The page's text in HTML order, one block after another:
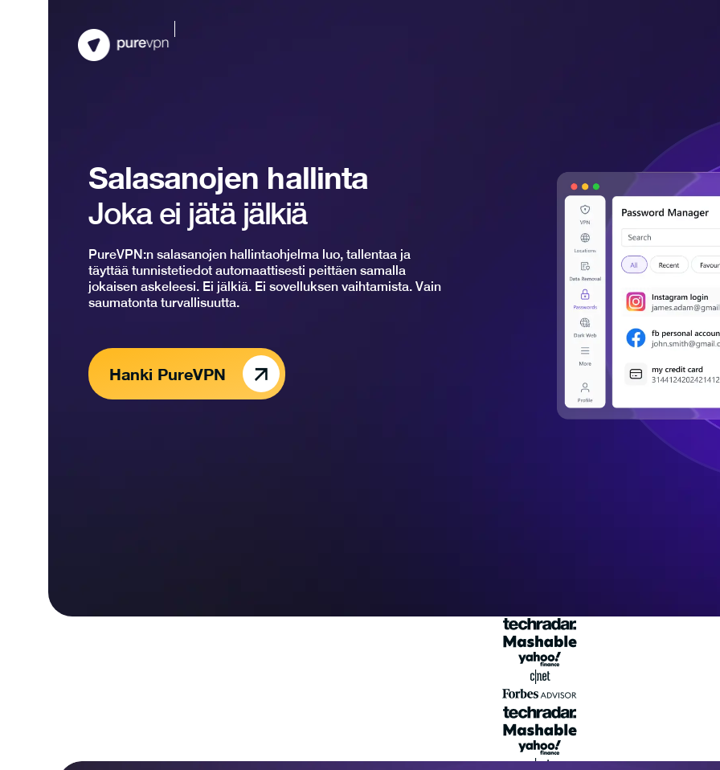
Salasanojen hallinta
Joka ei jätä jälkiä
PureVPN:n salasanojen hallintaohjelma luo, tallentaa ja
täyttää tunnistetiedot automaattisesti peittäen samalla
jokaisen askeleesi. Ei jälkiä. Ei sovelluksen vaihtamista. Vain
saumatonta turvallisuutta.
Hanki PureVPN